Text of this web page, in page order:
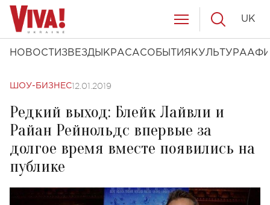
НОВОСТИ ЗВЕЗДЫ КРАСАСОБЫТИЯ КУЛЬТУРА
UK
ШОУ-БИЗНЕС12.01.2019
Редкий выход: Блейк Лайвли и
Райан Рейнольдс впервые за
долгое время вместе появились на
публике